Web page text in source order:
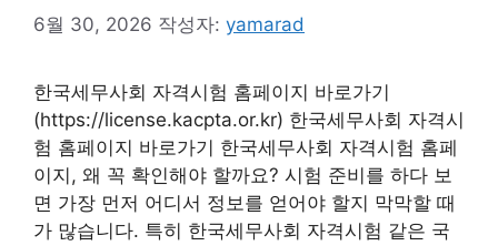
6월 30, 2026 작성자: yamarad
한국세무사회 자격시험 홈페이지 바로가기
(https://license.kacpta.or.kr) 한국세무사회 자격시
험 홈페이지 바로가기 한국세무사회 자격시험 홈페
이지, 왜 꼭 확인해야 할까요? 시험 준비를 하다 보
면 가장 먼저 어디서 정보를 얻어야 할지 막막할 때
가 많습니다. 특히 한국세무사회 자격시험 같은 국